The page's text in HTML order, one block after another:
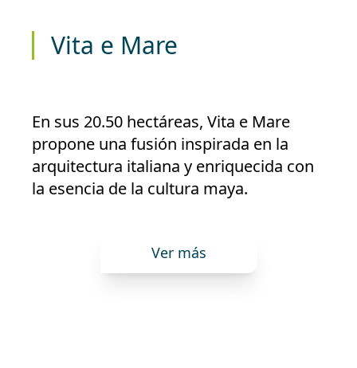
Vita e Mare
En sus 20.50 hectáreas, Vita e Mare
propone una fusión inspirada en la
arquitectura italiana y enriquecida con
la esencia de la cultura maya.
Ver más